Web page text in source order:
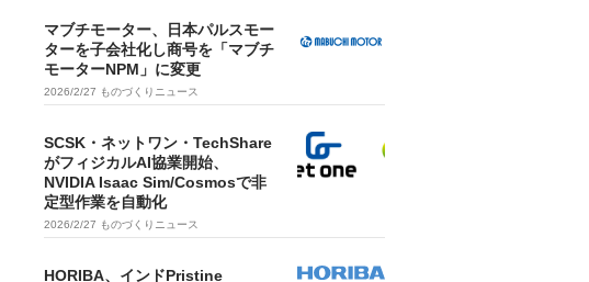
マブチモーター、日本パルスモー
ターを子会社化し商号を「マブチ
モーターNPM」に変更
2026/2/27 ものづくりニュース
SCSK・ネットワン・TechShare
がフィジカルAI協業開始、
NVIDIA Isaac Sim/Cosmosで非
定型作業を自動化
2026/2/27 ものづくりニュース
HORIBA、インドPristine